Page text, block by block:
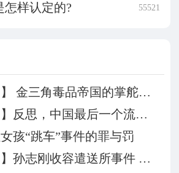
怎样认定的? 55521
金三角毒品帝国的掌舵人——坤沙
思，中国最后一个流氓罪——牛玉强
孩“跳车”事件的罪与罚
收容遣送所事件 谁来为被殴致死买单？